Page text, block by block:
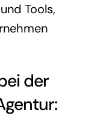
Tools,
der